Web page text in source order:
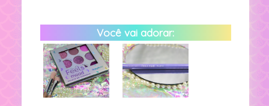
Você vai adorar: